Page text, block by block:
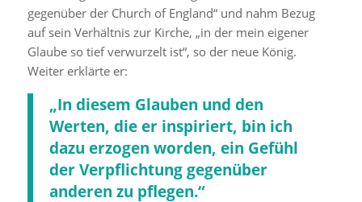
gegenüber der Church of England“ und nahm Bezug
auf sein Verhältnis zur Kirche, „in der mein eigener
Glaube so tief verwurzelt ist“, so der neue König.
Weiter erklärte er:
„In diesem Glauben und den
Werten, die er inspiriert, bin ich
dazu erzogen worden, ein Gefühl
der Verpflichtung gegenüber
anderen zu pflegen.“